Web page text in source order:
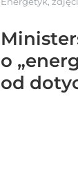
o
od